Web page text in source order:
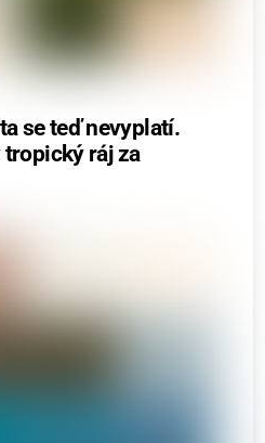
se teď nevyplatí.
ráj za